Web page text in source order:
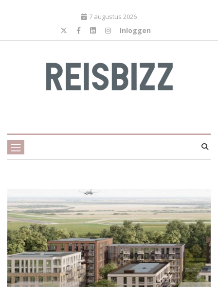
7 augustus 2026
Inloggen